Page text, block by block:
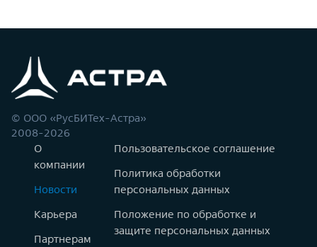
© ООО «РусБИТех-Астра»
2008-2026
О
компании
Новости
Карьера
Партнерам
Пользовательское соглашение
Политика обработки
персональных данных
Положение по обработке и
защите персональных данных